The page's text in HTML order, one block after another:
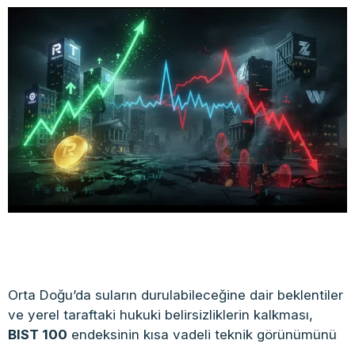
Orta Doğu’da suların durulabileceğine dair beklentiler
ve yerel taraftaki hukuki belirsizliklerin kalkması,
BIST 100 endeksinin kısa vadeli teknik görünümünü